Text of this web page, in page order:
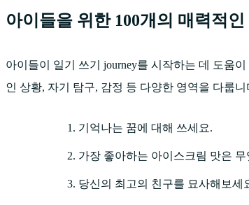
아이들을 위한 100개의 매력적
아이들이 일기 쓰기 journey를 시작하는 데 도움
인 상황, 자기 탐구, 감정 등 다양한 영역을 다룹니
기억나는 꿈에 대해 쓰세요.
가장 좋아하는 아이스크림 맛은
당신의 최고의 친구를 묘사해보세